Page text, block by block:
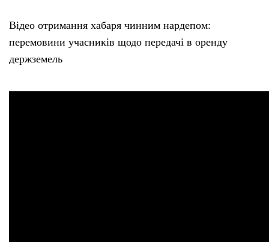
Відео отримання хабаря чинним нардепом:
перемовини учасників щодо передачі в оренду
держземель